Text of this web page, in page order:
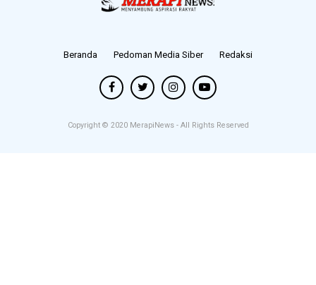
Beranda Pedoman Media Siber Redaksi
Copyright © 2020 MerapiNews - All Rights Reserved